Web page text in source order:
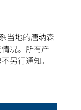
当地的唐纳森
况。所有产
另行通知。